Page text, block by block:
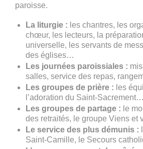
paroisse.
La liturgie : les chantres, les
chœur, les lecteurs, la
universelle, les servants de
des églises…
Les journées paroissiales :
salles, service des repas,
Les groupes de prière : les
l’adoration du Saint-Sacrement…
Les groupes de partage : le
des retraités, le groupe Viens et
Le service des plus démunis :
Saint-Camille, le Secours